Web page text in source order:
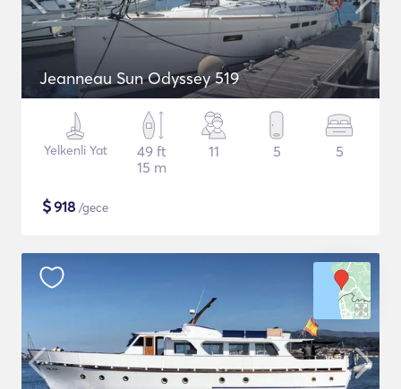
Jeanneau Sun Odyssey 519
Yelkenli Yat
49 ft
15 m
11 5 5
$918 /gece